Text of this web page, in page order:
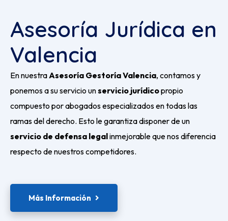
Asesoría Jurídica en
Valencia
En nuestraAsesoría Gestoría Valencia, contamos y
ponemos a su servicio unservicio jurídicopropio
compuesto por abogados especializados en todas las
ramas del derecho. Esto le garantiza disponer de un
servicio de defensa legalinmejorable que nos diferencia
respecto de nuestros competidores.
Más Información